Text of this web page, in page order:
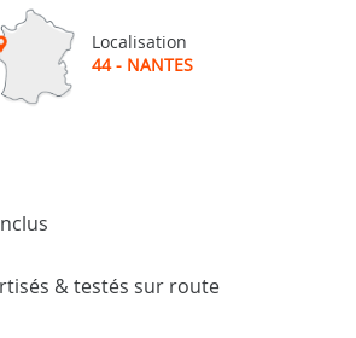
Localisation
44 - NANTES
& testés sur route